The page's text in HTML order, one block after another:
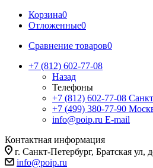
Корзина0
Отложенные0
Сравнение товаров0
+7 (812) 602-77-08
Назад
Телефоны
+7 (812) 602-77-08
+7 (499) 380-77-90
info@poip.ru E-mail
Контактная информация
г. Санкт-Петербург, Братская
info@poip.ru